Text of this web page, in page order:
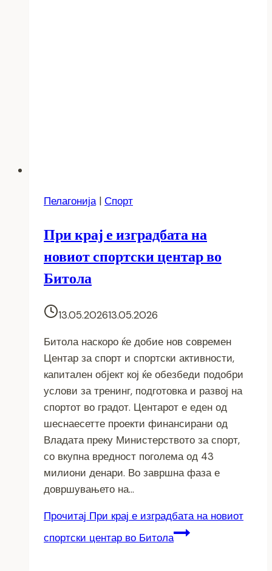
Пелагонија| Спорт
При крај е изградбата на
новиот спортски центар во
Битола
13.05.202613.05.2026
Битола наскоро ќе добие нов современ
Центар за спорт и спортски активности,
капитален објект кој ќе обезбеди подобри
услови за тренинг, подготовка и развој на
спортот во градот. Центарот е еден од
шеснаесетте проекти финансирани од
Владата преку Министерството за спорт,
со вкупна вредност поголема од 43
милиони денари. Во завршна фаза е
довршувањето на…
Прочитај При крај е изградбата на новиот
спортски центар во Битола